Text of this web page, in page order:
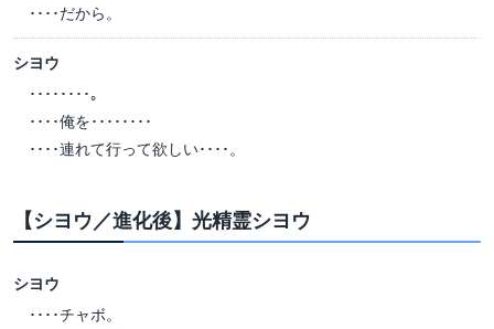
････だから。
シヨウ
････････。
････俺を････････
････連れて行って欲しい････。
【シヨウ／進化後】光精霊シヨウ
シヨウ
････チャボ。